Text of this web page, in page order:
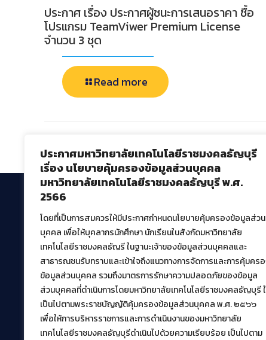
ประกาศมหาวิทยาลัยเทคโนโลยีราชมงคลธัญบุรี
เรื่อง นโยบายคุ้มครองข้อมูลส่วนบุคคล
มหาวิทยาลัยเทคโนโลยีราชมงคลธัญบุรี พ.ศ.
2566
โดยที่เป็นการสมควรให้มีประกาศกำหนดนโยบายคุ้มครองข้อมูลส่วน
บุคคล เพื่อให้บุคลากรนักศึกษา นักเรียนในสังกัดมหาวิทยาลัย
เทคโนโลยีราชมงคลธัญรี ในฐานะเจ้าของข้อมูลส่วนบุคคลและ
สาธารณชนรับทราบและเข้าใจถึงแนวทางการจัดการและการคุ้มคร
ข้อมูลส่วนบุคคล รวมถึงมาตรการรักษาความปลอดภัยของข้อมูล
ส่วนบุคคลที่ดำเนินการโดยมหาวิทยาลัยเทคโนโลยีราชมงคลธัญบุรี
เป็นไปตามพระราชบัญญัติคุ้มครองข้อมูลส่วนบุคคล พ.ศ. ๒๕๖๖
เพื่อให้การบริหารราชการและการดำเนินงานของมหาวิทยาลัย
เทคโนโลยีราชมงคลธัญบุรีดำเนินไปด้วยความเรียบร้อย เป็นไปตาม
ประกาศ เรื่อง ประกาศผู้ชนะการเสนอราคา ซื้อ
โปรแกรม TeamViwer Premium License
จำนวน 3 ชุด
Read more
สำนักวิทยบริการและเทคโนโลยีสารสนเทศ
มหาวิทยาลัยเทคโนโลยีราชมงคลธัญบุรี
39 หมู่ที่ 1 ตำบลคลองหก อำเภอคลองหลวง จังหวัด
ปทุมธานี 12120
เผยแพร่ข้อมูลโดย.บุคลากร สวส.
สร้างและพัฒนาโดย.
ฝ่ายพัฒนาและเผยแพร่ข้อมูลเว็บไซต์